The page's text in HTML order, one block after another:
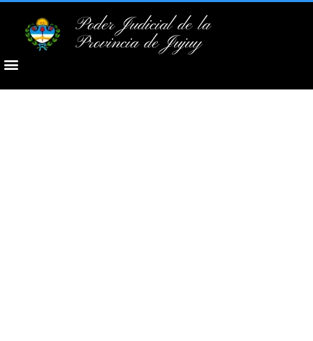
Poder Judicial de la
Provincia de Jujuy